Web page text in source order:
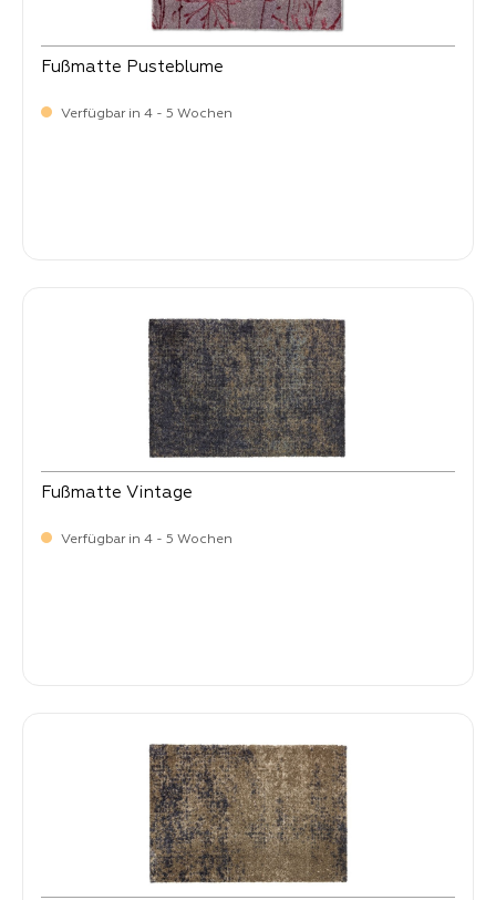
Fußmatte Pusteblume
Verfügbar in 4 - 5 Wochen
Fußmatte Vintage
Verfügbar in 4 - 5 Wochen